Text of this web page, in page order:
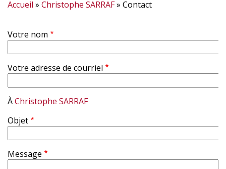
d'Ariane
Accueil Christophe SARRAF Contact
Votre nom
Votre adresse de courriel
ÀChristophe SARRAF
Objet
Message